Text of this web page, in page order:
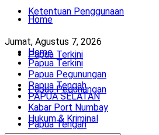
Ketentuan Penggunaan
Jumat, Agustus 7, 2026
Home
Papua Terkini
Papua Pegunungan
Papua Tengah
Home
Papua Terkini
Papua Pegunungan
Papua Tengah
PAPUA SELATAN
Kabar Port Numbay
Hukum & Kriminal